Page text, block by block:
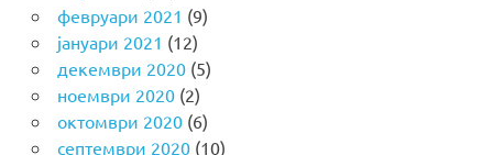
февруари 2021 (9)
јануари 2021 (12)
декември 2020(5)
ноември 2020(2)
октомври 2020(6)
септември 2020(10)